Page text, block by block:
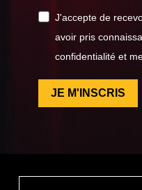
J'accepte de
avoir pris
confidentialité et
JE M'INSCRIS